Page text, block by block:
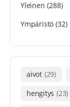
Yleinen (288)
Ympäristö (32)
aivot (29)
hengitys (23)